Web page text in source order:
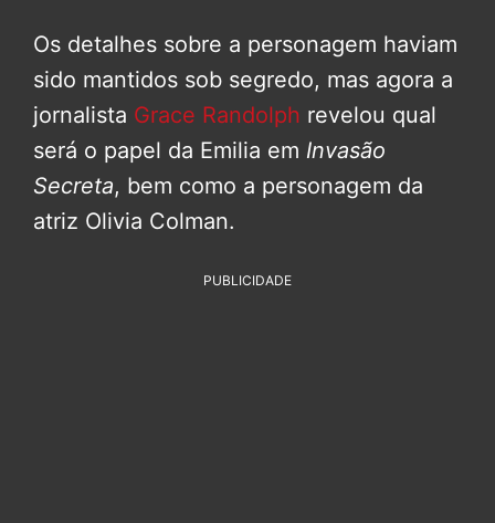
Os detalhes sobre a personagem haviam
sido mantidos sob segredo, mas agora a
jornalista Grace Randolph revelou qual
será o papel da Emilia em Invasão
Secreta, bem como a personagem da
atriz Olivia Colman.
PUBLICIDADE